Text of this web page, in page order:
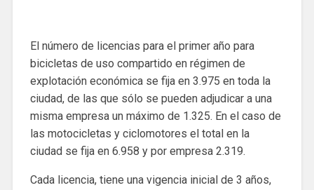
El número de licencias para el primer año para
bicicletas de uso compartido en régimen de
explotación económica se fija en 3.975 en toda la
ciudad, de las que sólo se pueden adjudicar a una
misma empresa un máximo de 1.325. En el caso de
las motocicletas y ciclomotores el total en la
ciudad se fija en 6.958 y por empresa 2.319.
Cada licencia, tiene una vigencia inicial de 3 años,